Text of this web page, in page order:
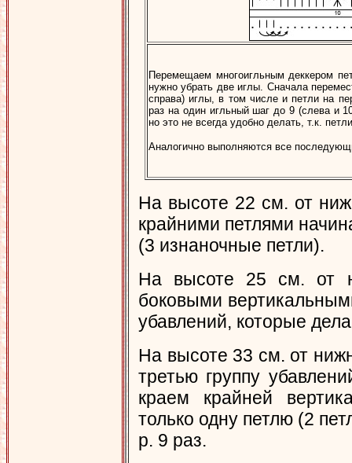
Перемещаем многоигльным деккером
нужно убрать две иглы. Сначала
справа) иглы, в том числе и петли на
раз на один игльный шаг до 9 (слева и
но это не всегда удобно делать, т.к.
Аналогично выполняются все
На высоте 22 см. от
крайними петлями
(3 изнаночные петли).
На высоте 25 см. от
боковыми
убавлений, которые
На высоте 33 см. от
третью группу
краем крайней
только одну петлю (2
р. 9 раз.